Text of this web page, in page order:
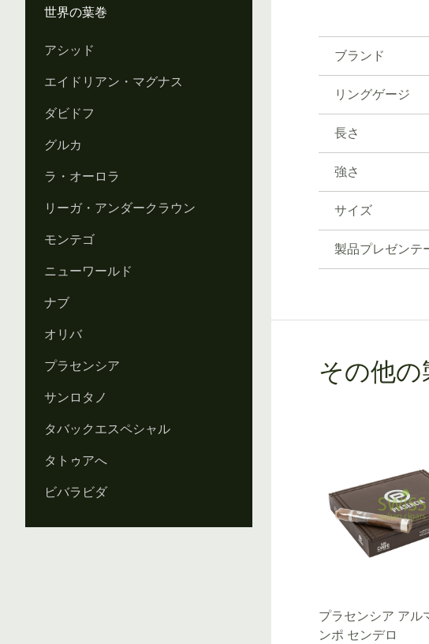
世界の葉巻
アシッド
エイドリアン・マグナス
ダビドフ
グルカ
ラ・オーロラ
リーガ・アンダークラウン
モンテゴ
ニューワールド
ナブ
オリバ
プラセンシア
サンロタノ
タバックエスペシャル
タトゥアへ
ビバラビダ
ブランド
リングゲージ
長さ
強さ
サイズ
製品プレゼンテ
その他の
プラセンシア アル
ンポ センデロ